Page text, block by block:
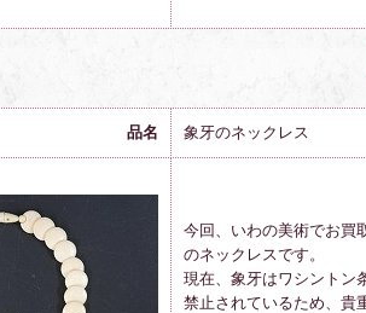
品名 象牙のネックレス
今回、いわの美術でお買
のネックレスです。
現在、象牙はワシントン
禁止されているため、貴